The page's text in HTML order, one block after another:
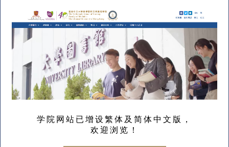
学院网站已增设繁体及简体中文版，
欢迎浏览！